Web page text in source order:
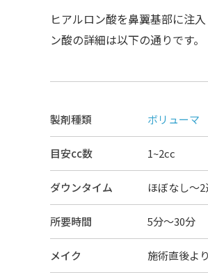
ヒアルロン酸を鼻翼基部に注
ン酸の詳細は以下の通りです。
製剤種類 ボリューマ
目安cc数 1~2cc
ダウンタイム ほぼなし〜2
所要時間 5分～30分
メイク 施術直後よ